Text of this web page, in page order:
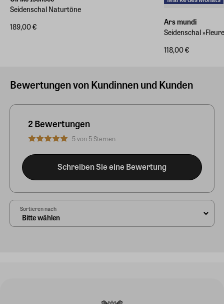
Seidenschal Naturtöne
189,00 €
Ars mundi
Seidenschal
118,00 €
Bewertungen von Kundinnen und Kunden
2 Bewertungen
5 von 5 Sternen
Schreiben Sie eine Bewertung
Sortieren nach